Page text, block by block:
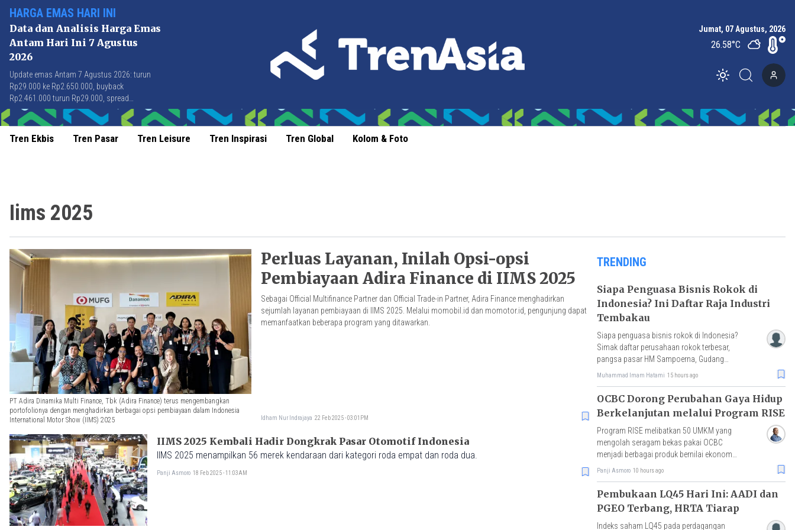
HARGA EMAS HARI INI
Data dan Analisis Harga Emas
Antam Hari Ini 7 Agustus
2026
Update emas Antam 7 Agustus 2026: turun
Rp29.000 ke Rp2.650.000, buyback
Rp2.461.000 turun Rp29.000, spread
Rp189.000 stabil di level terbaik sejak April
2026.
Jumat, 07 Agustus, 2026
26.58°C
Toggle theme
Tren Ekbis Tren Pasar Tren Leisure Tren Inspirasi Tren Global Kolom & Foto
Iims 2025
Perluas Layanan, Inilah Opsi-opsi
Pembiayaan Adira Finance di IIMS 2025
Sebagai Official Multifinance Partner dan Official Trade-in Partner, Adira Finance menghadirkan
sejumlah layanan pembiayaan di IIMS 2025. Melalui momobil.id dan momotor.id, pengunjung dapat
memanfaatkan beberapa program yang ditawarkan.
Idham Nur Indrajaya 22 Feb 2025 - 03:01PM
PT Adira Dinamika Multi Finance, Tbk (Adira Finance) terus mengembangkan
portofolionya dengan menghadirkan berbagai opsi pembiayaan dalam Indonesia
International Motor Show (IIMS) 2025
IIMS 2025 Kembali Hadir Dongkrak Pasar Otomotif Indonesia
IIMS 2025 menampilkan 56 merek kendaraan dari kategori roda empat dan roda dua.
Panji Asmoro 18 Feb 2025 - 11:03AM
TRENDING
Siapa Penguasa Bisnis Rokok di
Indonesia? Ini Daftar Raja Industri
Tembakau
Siapa penguasa bisnis rokok di Indonesia?
Simak daftar perusahaan rokok terbesar,
pangsa pasar HM Sampoerna, Gudang
Garam, Djarum, hingga tantangan rokok
Muhammad Imam Hatami 15 hours ago
OCBC Dorong Perubahan Gaya Hidup
Berkelanjutan melalui Program RISE
Program RISE melibatkan 50 UMKM yang
mengolah seragam bekas pakai OCBC
menjadi berbagai produk bernilai ekonomi,
dengan hasil penjualan akan disalurkan
Panji Asmoro 10 hours ago
Pembukaan LQ45 Hari Ini: AADI dan
PGEO Terbang, HRTA Tiarap
Indeks saham LQ45 pada perdagangan